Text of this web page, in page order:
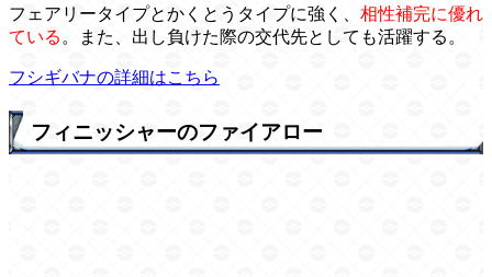
フェアリータイプとかくとうタイプに強く、 相性補完に優れ
ている 。また、出し負けた際の交代先としても活躍する。
フシギバナの詳細はこちら
フィニッシャーのファイアロー